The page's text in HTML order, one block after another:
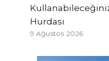
Hurdası
9 Ağustos 2026